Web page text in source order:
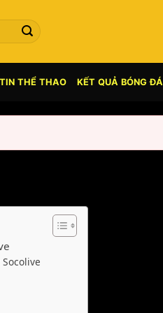
TIN THỂ THAO KẾT QUẢ BÓNG ĐÁ